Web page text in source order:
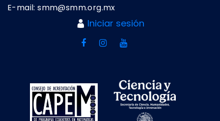
E-mail: smm@smm.org.mx
Iniciar sesión